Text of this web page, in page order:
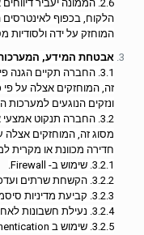
2.6. הממונה יעביר
הלקוח, בכפוף
המוחזק על ידה ולסודיות
אבטחת המידע,
3.1. החברה תקיים
זה, המוחזקים אצלה על פי
ונזקים הנוגעים למערכות
3.2. החברה תנקוט
מסוג זה, המוחזקים אצלה
חדירה מכוונת או מקרית
3.2.1. שימוש ב- Firewall.
3.2.2. הקשחת שרתים ועדכוני אבטחת מידע שוטפים.
3.2.3. קביעת מדיניות סיסמאות.
3.2.4. נעילת חשבונות לאחר 4 ניסיונות כושלים.